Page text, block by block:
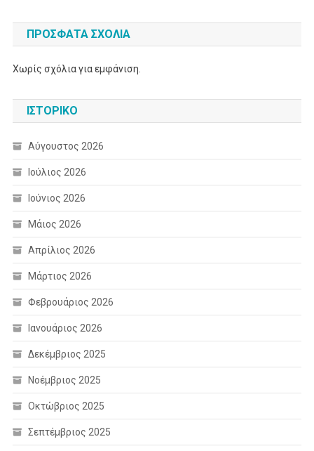
ΠΡΌΣΦΑΤΑ ΣΧΌΛΙΑ
Χωρίς σχόλια για εμφάνιση.
ΙΣΤΟΡΙΚΌ
Αύγουστος 2026
Ιούλιος 2026
Ιούνιος 2026
Μάιος 2026
Απρίλιος 2026
Μάρτιος 2026
Φεβρουάριος 2026
Ιανουάριος 2026
Δεκέμβριος 2025
Νοέμβριος 2025
Οκτώβριος 2025
Σεπτέμβριος 2025